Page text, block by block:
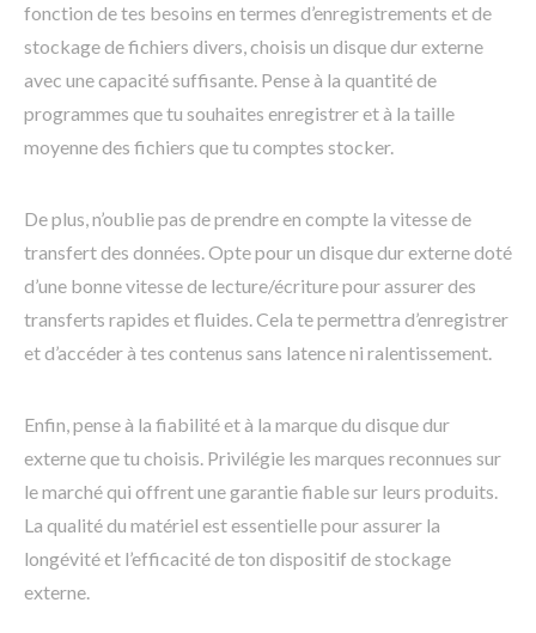
fonction de tes besoins en termes d’enregistrements et de
stockage de fichiers divers, choisis un disque dur externe
avec une capacité suffisante. Pense à la quantité de
programmes que tu souhaites enregistrer et à la taille
moyenne des fichiers que tu comptes stocker.
De plus, n’oublie pas de prendre en compte la vitesse de
transfert des données. Opte pour un disque dur externe doté
d’une bonne vitesse de lecture/écriture pour assurer des
transferts rapides et fluides. Cela te permettra d’enregistrer
et d’accéder à tes contenus sans latence ni ralentissement.
Enfin, pense à la fiabilité et à la marque du disque dur
externe que tu choisis. Privilégie les marques reconnues sur
le marché qui offrent une garantie fiable sur leurs produits.
La qualité du matériel est essentielle pour assurer la
longévité et l’efficacité de ton dispositif de stockage
externe.